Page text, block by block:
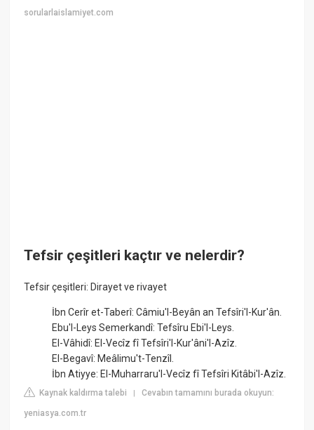
sorularlaislamiyet.com
Tefsir çeşitleri kaçtır ve nelerdir?
Tefsir çeşitleri: Dirayet ve rivayet
İbn Cerîr et-Taberî: Câmiu'l-Beyân an Tefsîri'l-Kur'ân.
Ebu'l-Leys Semerkandî: Tefsîru Ebi'l-Leys.
El-Vâhidî: El-Vecîz fî Tefsîri'l-Kur'âni'l-Azîz.
El-Begavî: Meâlimu't-Tenzîl.
İbn Atiyye: El-Muharraru'l-Vecîz fî Tefsîri Kitâbi'l-Azîz.
Kaynak kaldırma talebi |Cevabın tamamını burada okuyun:
yeniasya.com.tr